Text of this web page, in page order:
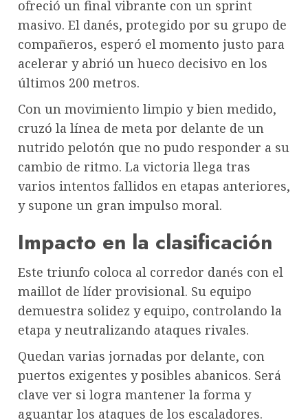
ofreció un final vibrante con un sprint
masivo. El danés, protegido por su grupo de
compañeros, esperó el momento justo para
acelerar y abrió un hueco decisivo en los
últimos 200 metros.
Con un movimiento limpio y bien medido,
cruzó la línea de meta por delante de un
nutrido pelotón que no pudo responder a su
cambio de ritmo. La victoria llega tras
varios intentos fallidos en etapas anteriores,
y supone un gran impulso moral.
Impacto en la clasificación
Este triunfo coloca al corredor danés con el
maillot de líder provisional. Su equipo
demuestra solidez y equipo, controlando la
etapa y neutralizando ataques rivales.
Quedan varias jornadas por delante, con
puertos exigentes y posibles abanicos. Será
clave ver si logra mantener la forma y
aguantar los ataques de los escaladores.